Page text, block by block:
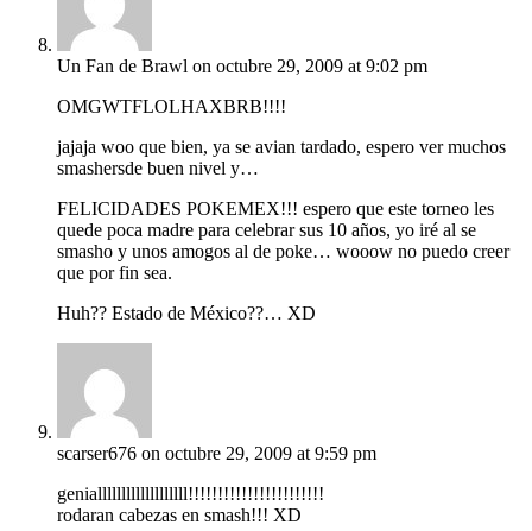
Un Fan de Brawl on octubre 29, 2009 at 9:02 pm
OMGWTFLOLHAXBRB!!!!
jajaja woo que bien, ya se avian tardado, espero ver muchos
smashersde buen nivel y…
FELICIDADES POKEMEX!!! espero que este torneo les
quede poca madre para celebrar sus 10 años, yo iré al se
smasho y unos amogos al de poke… wooow no puedo creer
que por fin sea.
Huh?? Estado de México??… XD
scarser676 on octubre 29, 2009 at 9:59 pm
genialllllllllllllllllll!!!!!!!!!!!!!!!!!!!!!!!
rodaran cabezas en smash!!! XD